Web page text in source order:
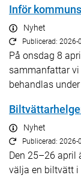
Inför
Nyhet
Publicerad: 2026-
På onsdag 8
sammanfattar vi
behandlas
Nyhet
Publicerad: 2026-
Den 25–26 april
välja en biltvätt